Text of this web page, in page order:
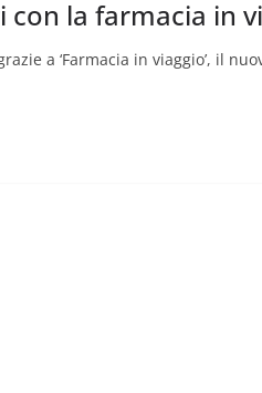
con la farmacia in
a ‘Farmacia in viaggio’, il